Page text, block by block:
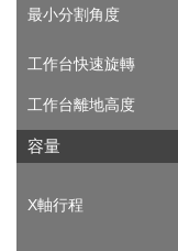
最小分割角度
工作台快速旋轉
工作台離地高度
容量
X軸行程